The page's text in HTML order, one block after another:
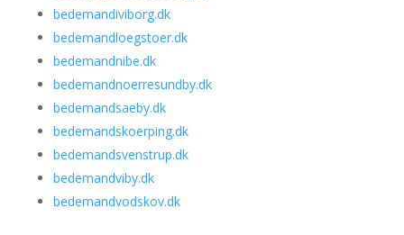
bedemandiviborg.dk
bedemandloegstoer.dk
bedemandnibe.dk
bedemandnoerresundby.dk
bedemandsaeby.dk
bedemandskoerping.dk
bedemandsvenstrup.dk
bedemandviby.dk
bedemandvodskov.dk